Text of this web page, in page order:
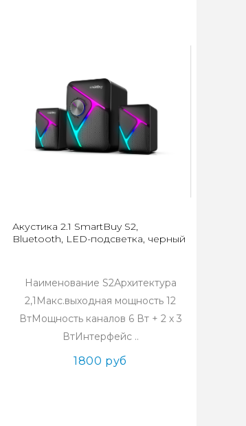
Акустика 2.1 SmartBuy S2,
Bluetooth, LED-подсветка, черный
Наименование S2Архитектура
2,1Макс.выходная мощность 12
ВтМощность каналов 6 Вт + 2 х 3
ВтИнтерфейс ..
1800 руб